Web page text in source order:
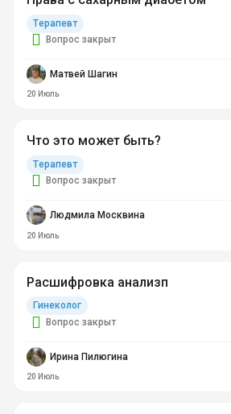
Терапевт
Вопрос закрыт
Матвей Шагин
20 Июль
Что это может быть?
Терапевт
Вопрос закрыт
Людмила Москвина
20 Июль
Расшифровка анализп
Гинеколог
Вопрос закрыт
Ирина Пилюгина
20 Июль